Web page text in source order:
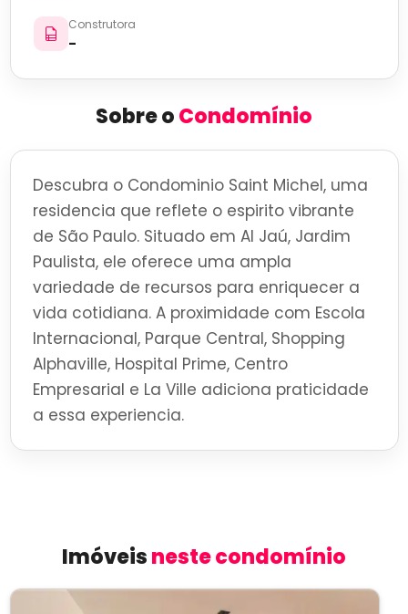
Construtora
-
Sobre oCondomínio
Descubra o Condominio Saint Michel, uma
residencia que reflete o espirito vibrante
de São Paulo. Situado em Al Jaú, Jardim
Paulista, ele oferece uma ampla
variedade de recursos para enriquecer a
vida cotidiana. A proximidade com Escola
Internacional, Parque Central, Shopping
Alphaville, Hospital Prime, Centro
Empresarial e La Ville adiciona praticidade
a essa experiencia.
Imóveisneste condomínio